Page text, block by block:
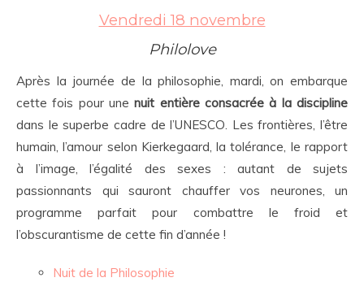
Vendredi 18 novembre
Philolove
Après la journée de la philosophie, mardi, on embarque
cette fois pour unenuit entière consacrée à la discipline
dans le superbe cadre de l’UNESCO. Les frontières, l’être
humain, l’amour selon Kierkegaard, la tolérance, le rapport
à l’image, l’égalité des sexes : autant de sujets
passionnants qui sauront chauffer vos neurones, un
programme parfait pour combattre le froid et
l’obscurantisme de cette fin d’année !
Nuit de la Philosophie